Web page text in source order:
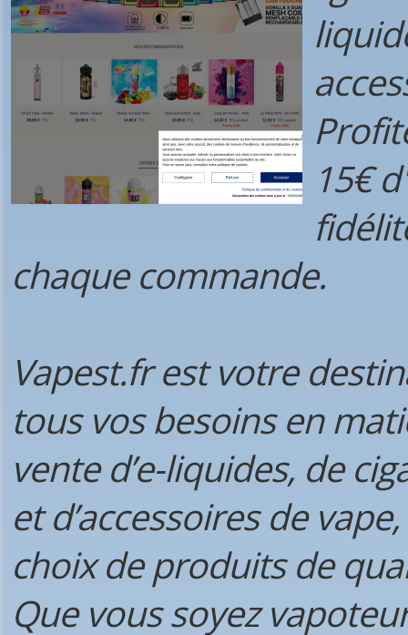
15€
chaque commande.
Vapest.fr est votre
tous vos besoins en
vente d’e-liquides, de
et d’accessoires de
choix de produits de
Que vous soyez